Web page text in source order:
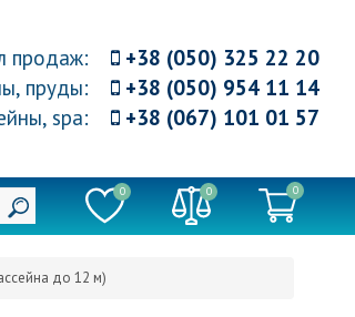
продаж:
+38 (050) 325 22 20
пруды:
+38 (050) 954 11 14
spa: +38 (067) 101 01 57
0 0 0
до 12 м)